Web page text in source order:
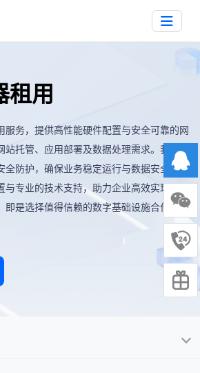
租用
服务，提供高性能硬件配置与安全可靠的网
托管、应用部署及数据处理需求。我们采
全防护，确保业务稳定运行与数据安全。凭
与专业的技术支持，助力企业高效实现业务
即是选择值得信赖的数字基础设施合作伙